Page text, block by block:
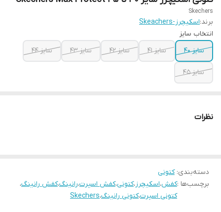
Skechers
برند:اسکیچرز-Skeachers
انتخاب سایز
سایز ۴۰
سایز ۴۱ سایز ۴۲ سایز ۴۳ سایز ۴۴
سایز ۴۵
نظرات
دسته‌بندی:کتونی
برچسب‌ها :کفش،اسکیچرز،کتونی،کفش اسپرت،رانینگ،کفش رانینگ،
کتونی اسپرت،کتونی رانینگ،Skechers